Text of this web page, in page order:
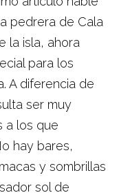
pedrera de Cala
la isla, ahora
para los
A diferencia de
ser muy
a los que
hay bares,
y sombrillas
sol de